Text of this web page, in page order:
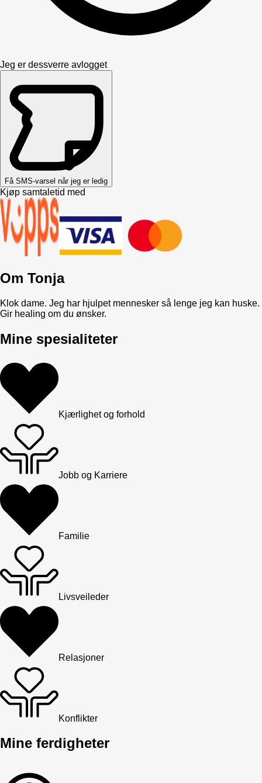
Jeg er dessverre avlogget
Få SMS-varsel når jeg er ledig
Kjøp samtaletid med
Om Tonja
Klok dame. Jeg har hjulpet mennesker så lenge jeg kan huske.
Gir healing om du ønsker.
Mine spesialiteter
Kjærlighet og forhold
Jobb og Karriere
Familie
Livsveileder
Relasjoner
Konflikter
Mine ferdigheter